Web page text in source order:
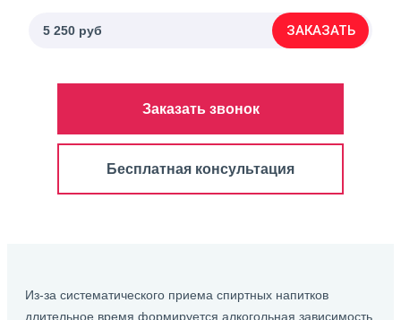
5 250 руб ЗАКАЗАТЬ
Заказать звонок
Бесплатная консультация
Из-за систематического приема спиртных напитков
длительное время формируется алкогольная зависимость.